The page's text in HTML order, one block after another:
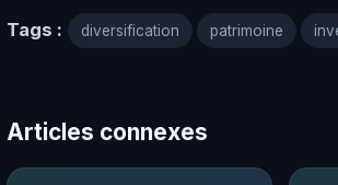
Tags : diversification patrimoine
Articles connexes